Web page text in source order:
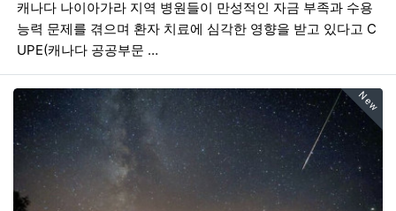
캐나다 나이아가라 지역 병원들이 만성적인 자금 부족과 수용
능력 문제를 겪으며 환자 치료에 심각한 영향을 받고 있다고 C
UPE(캐나다 공공부문 …
New